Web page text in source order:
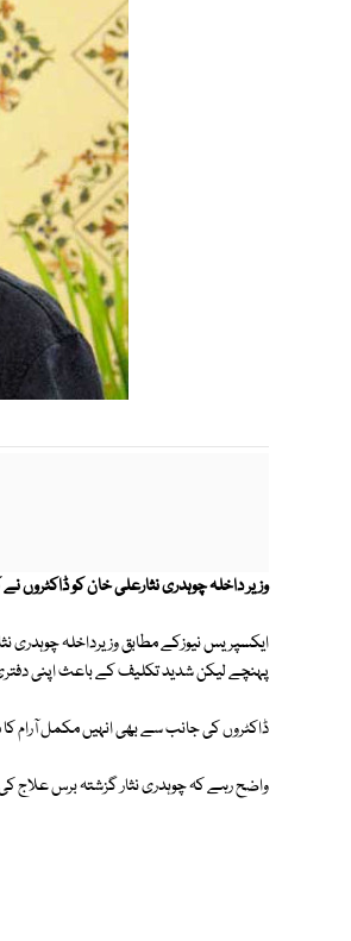
وزیر داخلہ چوہدری نثارعلی خان کو
ایکسپریس نیوزکے مطابق وزیرداخلہ چوہدری
پہنچے لیکن شدید تکلیف کے باعث اپنی
ڈاکٹروں کی جانب سے بھی انہیں مکمل آرام
واضح رہے کہ چوہدری نثار گزشتہ برس علاج